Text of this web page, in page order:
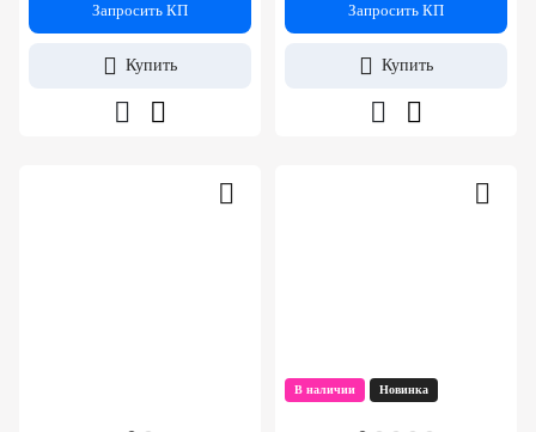
Запросить КП
Купить
Запросить КП
Купить
В наличии Новинка